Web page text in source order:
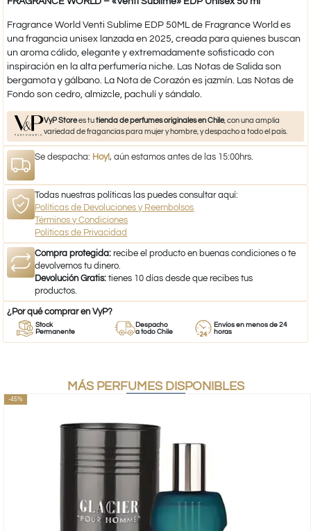
Fragrance World Venti Sublime EDP 50ML de Fragrance World es
una fragancia unisex lanzada en 2025, creada para quienes buscan
un aroma cálido, elegante y extremadamente sofisticado con
inspiración en la alta perfumería niche. Las Notas de Salida son
bergamota y gálbano. La Nota de Corazón es jazmín. Las Notas de
Fondo son cedro, almizcle, pachulí y sándalo.
VyP Storees tutienda de perfumes originales en Chile, con una amplia
variedad de fragancias para mujer y hombre, y despacho a todo el país.
Se despacha: Hoy!, aún estamos antes de las 15:00hrs.
Todas nuestras políticas las puedes consultar aquí:
Políticas de Devoluciones y Reembolsos
Términos y Condiciones
Políticas de Privacidad
Compra protegida: recibe el producto en buenas condiciones o te
devolvemos tu dinero.
Devolución Gratis: tienes 10 días desde que recibes tus
productos.
¿Por qué comprar en VyP?
Stock
Permanente
Despacho
a todo Chile
Envíos en menos de 24
horas
MÁS PERFUMES DISPONIBLES
-45%